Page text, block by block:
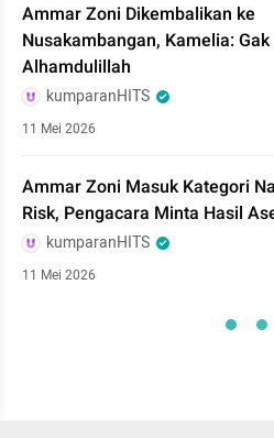
Ammar Zoni Dikembalikan ke
Nusakambangan, Kamelia:
Alhamdulillah
kumparanHITS
11 Mei 2026
Ammar Zoni Masuk Kategori
Risk, Pengacara Minta Hasil
kumparanHITS
11 Mei 2026